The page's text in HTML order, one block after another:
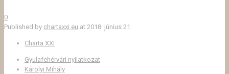
0
Published by chartaxxi.eu at 2018. június 21.
Charta XXI
Gyulafehérvári nyilatkozat
Károlyi Mihály